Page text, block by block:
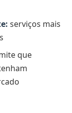
serviços mais
que